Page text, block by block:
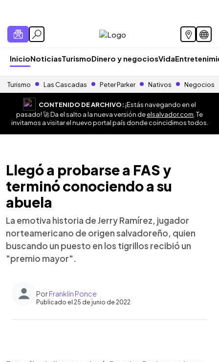
InicioNoticiasTurismoDinero y negociosVida
Turismo Las Cascadas Peter Parker Nativos Negocios
CONTENIDO DE ARCHIVO:¡Estás navegando en el
pasado! 🚀 Da el salto a la nueva versión deelsalvador.com . Te
invitamos a visitar el nuevo portal país donde coincidimos todos.
Llegó a probarse a FAS y
terminó conociendo a su
abuela
La emotiva historia de Jerry Ramírez, jugador
norteamericano de origen salvadoreño, quien
buscando un puesto en los tigrillos recibió un
"premio mayor".
PorFranklin Ponce
Publicado el 25 de junio de 2022
►